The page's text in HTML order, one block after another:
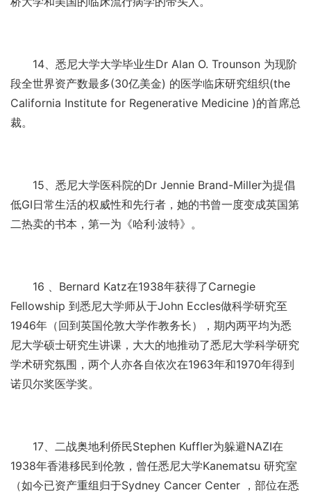
14、悉尼大学大学毕业生Dr Alan O. Trounson 为现阶
段全世界资产数最多(30亿美金) 的医学临床研究组织(the
California Institute for Regenerative Medicine )的首席总
裁。
15、悉尼大学医科院的Dr Jennie Brand-Miller为提倡
低GI日常生活的权威性和先行者，她的书曾一度变成英国第
二热卖的书本，第一为《哈利·波特》。
16 、Bernard Katz在1938年获得了Carnegie
Fellowship 到悉尼大学师从于John Eccles做科学研究至
1946年（回到英国伦敦大学作教务长），期内两平均为悉
尼大学硕士研究生讲课，大大的地推动了悉尼大学科学研究
学术研究氛围，两个人亦各自依次在1963年和1970年得到
诺贝尔奖医学奖。
17、二战奥地利侨民Stephen Kuffler为躲避NAZI在
1938年香港移民到伦敦，曾任悉尼大学Kanematsu 研究室
（如今已资产重组归于Sydney Cancer Center ，部位在悉